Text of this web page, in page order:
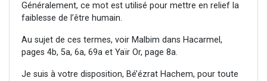
Généralement, ce mot est utilisé pour mettre en relief la
faiblesse de l’être humain.
Au sujet de ces termes, voir Malbim dans Hacarmel,
pages 4b, 5a, 6a, 69a et Yaïr Or, page 8a.
Je suis à votre disposition, Bé’ézrat Hachem, pour toute